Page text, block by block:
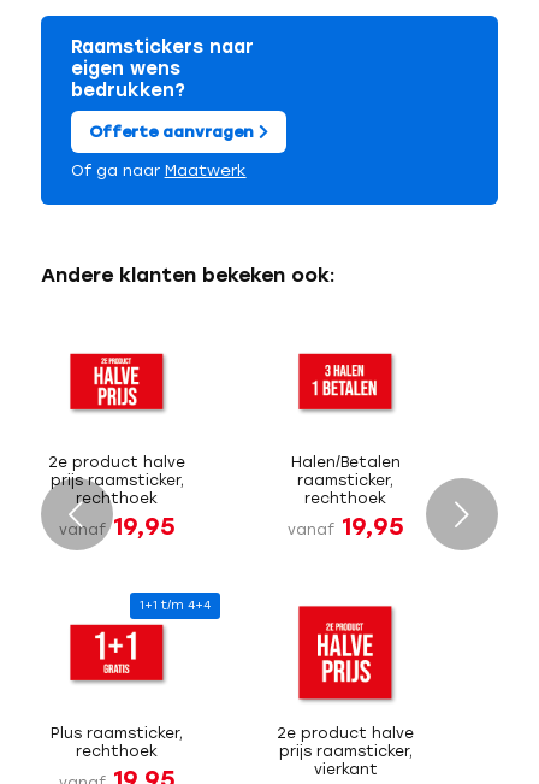
Raamstickers naar
eigen wens
bedrukken?
Offerte aanvragen
Of ga naar Maatwerk
Andere klanten bekeken ook:
2e product halve
prijs raamsticker,
rechthoek
vanaf19,95
Halen/Betalen
raamsticker,
rechthoek
vanaf 19,95
1+1 t/m 4+4
Plus raamsticker,
rechthoek
2e product halve
prijs raamsticker,
vierkant
Volgende